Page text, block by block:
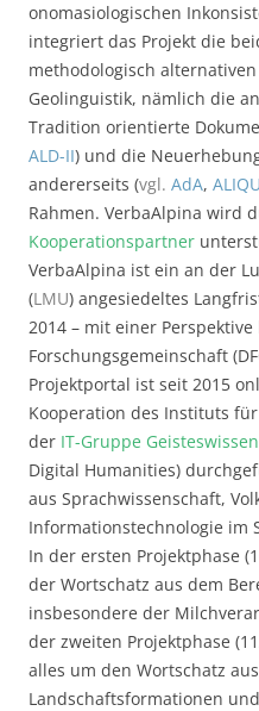
onomasiologischen
integriert das Projekt die
methodologisch
Geolinguistik, nämlich die
Tradition orientierte
ALD-II) und die
andererseits (vgl. AdA,
Rahmen. VerbaAlpina wird
Kooperationspartner
VerbaAlpina ist ein an der
(LMU) angesiedeltes
2014 – mit einer
Forschungsgemeinschaft
Projektportal ist seit 2015
Kooperation des Instituts
der IT-Gruppe
Digital Humanities)
aus Sprachwissenschaft,
Informationstechnologie im
In der ersten Projektphase
der Wortschatz aus dem
insbesondere der
der zweiten Projektphase
alles um den Wortschatz
Landschaftsformationen